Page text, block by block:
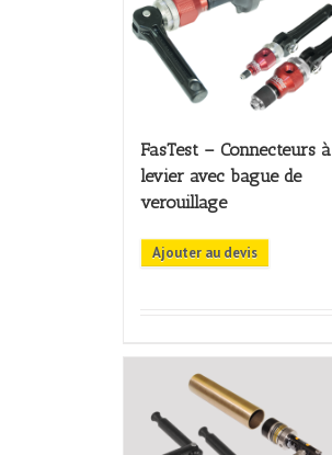
FasTest – Connecteurs à
levier avec bague de
verouillage
Ajouter au devis